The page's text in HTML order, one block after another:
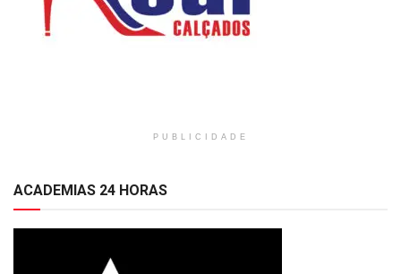
PUBLICIDADE
ACADEMIAS 24 HORAS